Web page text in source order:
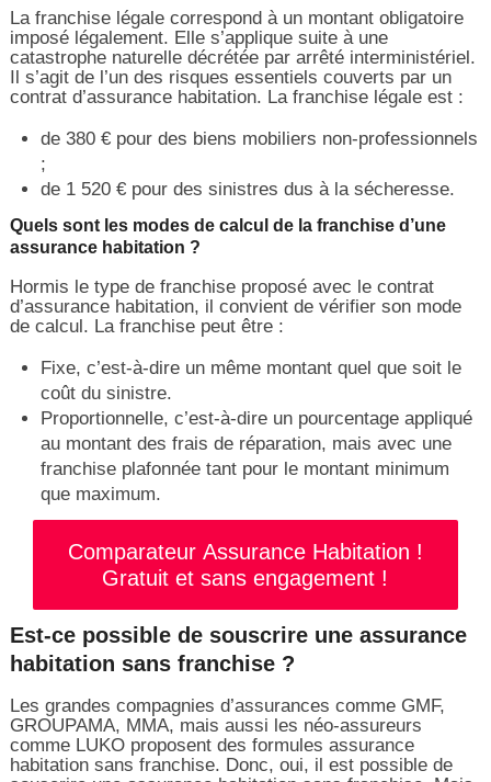
La franchise légale correspond à un montant obligatoire
imposé légalement. Elle s’applique suite à une
catastrophe naturelle décrétée par arrêté interministériel.
Il s’agit de l’un des risques essentiels couverts par un
contrat d’assurance habitation. La franchise légale est :
de 380 € pour des biens mobiliers non-professionnels
;
de 1 520 € pour des sinistres dus à la sécheresse.
Quels sont les modes de calcul de la franchise d’une
assurance habitation ?
Hormis le type de franchise proposé avec le contrat
d’assurance habitation, il convient de vérifier son mode
de calcul. La franchise peut être :
Fixe, c’est-à-dire un même montant quel que soit le
coût du sinistre.
Proportionnelle, c’est-à-dire un pourcentage appliqué
au montant des frais de réparation, mais avec une
franchise plafonnée tant pour le montant minimum
que maximum.
Comparateur Assurance Habitation !
Gratuit et sans engagement !
Est-ce possible de souscrire une assurance
habitation sans franchise ?
Les grandes compagnies d’assurances comme GMF,
GROUPAMA, MMA, mais aussi les néo-assureurs
comme LUKO proposent des formules assurance
habitation sans franchise. Donc, oui, il est possible de